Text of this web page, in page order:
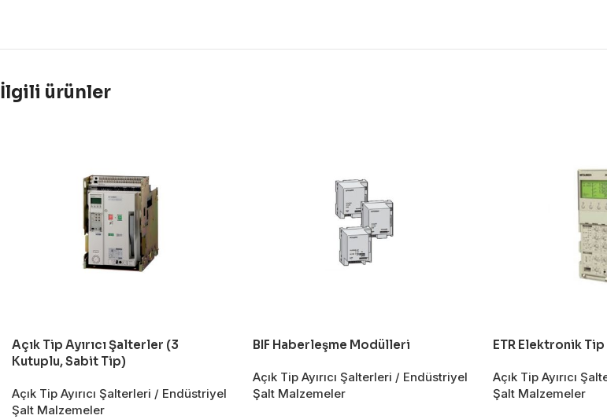
İlgili ürünler
Açık Tip Ayırıcı Şalterler (3
Kutuplu, Sabit Tip)
Açık Tip Ayırıcı Şalterleri / Endüstriyel
Şalt Malzemeler
BIF Haberleşme Modülleri
Açık Tip Ayırıcı Şalterleri / Endüstriyel
Şalt Malzemeler
ETR Elektronik
Açık Tip Ayırıcı
Şalt Malzemeler